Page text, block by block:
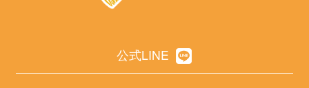
公式LINE